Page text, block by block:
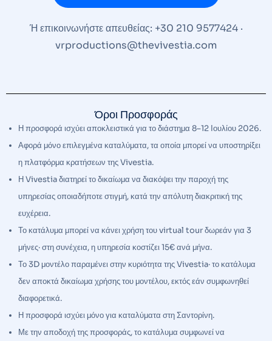
Ή επικοινωνήστε απευθείας: +30 210 9577424 ·
vrproductions@thevivestia.com
Όροι Προσφοράς
Η προσφορά ισχύει αποκλειστικά για το διάστημα 8–12 Ιουλίου 2026.
Αφορά μόνο επιλεγμένα καταλύματα, τα οποία μπορεί να υποστηρίξει
η πλατφόρμα κρατήσεων της Vivestia.
Η Vivestia διατηρεί το δικαίωμα να διακόψει την παροχή της
υπηρεσίας οποιαδήποτε στιγμή, κατά την απόλυτη διακριτική της
ευχέρεια.
Το κατάλυμα μπορεί να κάνει χρήση του virtual tour δωρεάν για 3
μήνες· στη συνέχεια, η υπηρεσία κοστίζει 15€ ανά μήνα.
Το 3D μοντέλο παραμένει στην κυριότητα της Vivestia· το κατάλυμα
δεν αποκτά δικαίωμα χρήσης του μοντέλου, εκτός εάν συμφωνηθεί
διαφορετικά.
Η προσφορά ισχύει μόνο για καταλύματα στη Σαντορίνη.
Με την αποδοχή της προσφοράς, το κατάλυμα συμφωνεί να